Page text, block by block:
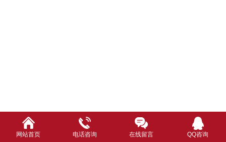
网站首页 电话咨询 在线留言 QQ咨询